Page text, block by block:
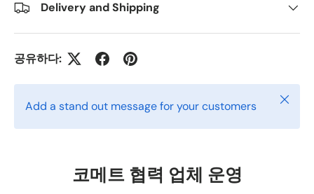
Delivery and Shipping
공유하다:
Add a stand out message for your customers 닫다
코메트 협력 업체 운영